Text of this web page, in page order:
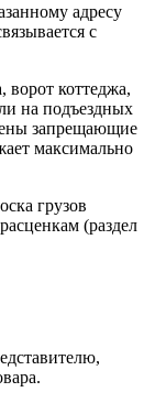
адресу
с
ворот коттеджа,
на подъездных
запрещающие
максимально
грузов
(раздел